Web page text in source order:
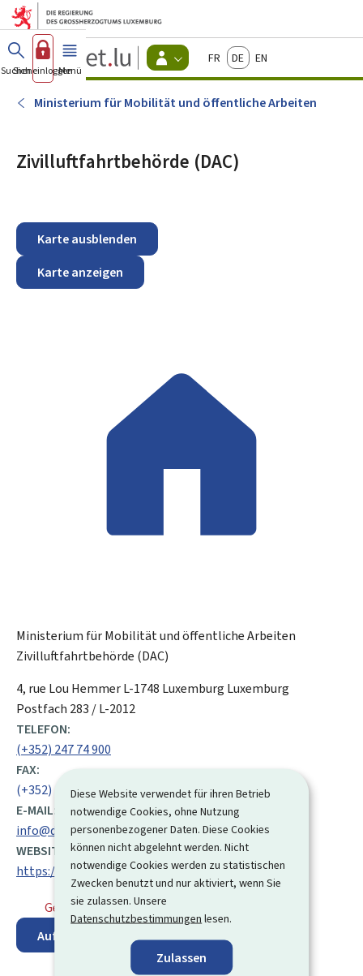
Diese Website verwendet für ihren Betrieb
notwendige Cookies, ohne Nutzung
personenbezogener Daten. Diese Cookies
können nicht abgelehnt werden. Nicht
notwendige Cookies werden zu statistischen
Zwecken benutzt und nur aktiviert, wenn Sie
sie zulassen. Unsere
Datenschutzbestimmungen lesen.
Zulassen
Zum Hauptmenü
Zum Inhalt
Guichet.lu
Changer
d'espace
-
Menu
FrançaisDeutschEnglish
Suchen
Sich einloggen
Menü Haupt-
Ministerium für Mobilität und öffentliche Arbeiten
Zivilluftfahrtbehörde (DAC)
Karte ausblenden
Karte anzeigen
Ministerium für Mobilität und öffentliche Arbeiten
Zivilluftfahrtbehörde (DAC)
ADRESSE:
4, rue Lou HemmerL-1748 Luxemburg Luxemburg
Postfach 283 / L-2012
TELEFON:
(+352) 247 74 900
FAX:
(+352) 46 77 90
E-MAIL:
info@dac.gouvernement.lu
WEBSITE:
https://dac.gouvernement.lu/en.html
Geschlossen⋅ Öffnet Montag um 8:30 Uhr
Auf der Karte anzeigen